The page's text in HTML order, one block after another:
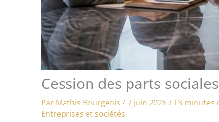
Cession des parts
Par Mathis Bourgeois /7 juin 2026/ 13 minutes
Entreprises et sociétés